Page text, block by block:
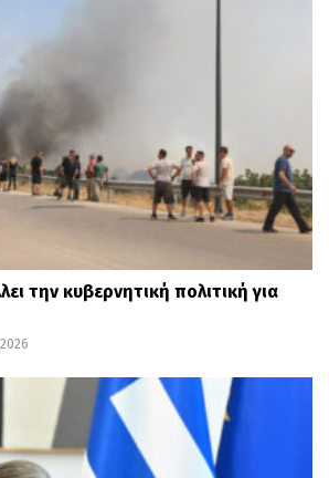
την κυβερνητική πολιτική για